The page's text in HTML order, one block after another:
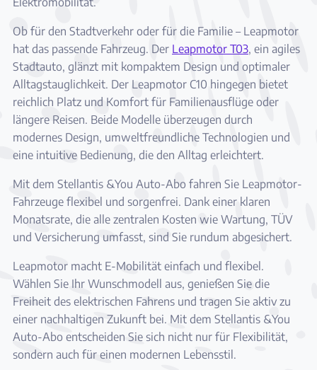
Ob für den Stadtverkehr oder für die Familie – Leapmotor
hat das passende Fahrzeug. Der Leapmotor T03, ein agiles
Stadtauto, glänzt mit kompaktem Design und optimaler
Alltagstauglichkeit. Der Leapmotor C10 hingegen bietet
reichlich Platz und Komfort für Familienausflüge oder
längere Reisen. Beide Modelle überzeugen durch
modernes Design, umweltfreundliche Technologien und
eine intuitive Bedienung, die den Alltag erleichtert.
Mit dem Stellantis &You Auto-Abo fahren Sie Leapmotor-
Fahrzeuge flexibel und sorgenfrei. Dank einer klaren
Monatsrate, die alle zentralen Kosten wie Wartung, TÜV
und Versicherung umfasst, sind Sie rundum abgesichert.
Leapmotor macht E-Mobilität einfach und flexibel.
Wählen Sie Ihr Wunschmodell aus, genießen Sie die
Freiheit des elektrischen Fahrens und tragen Sie aktiv zu
einer nachhaltigen Zukunft bei. Mit dem Stellantis &You
Auto-Abo entscheiden Sie sich nicht nur für Flexibilität,
sondern auch für einen modernen Lebensstil.